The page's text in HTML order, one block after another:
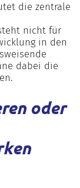
die zentrale
nicht für
in den
dabei die
oder